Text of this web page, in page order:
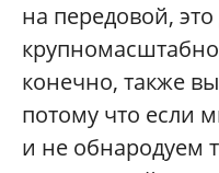
на передовой,
конечно, также
потому что если
и не обнародуем